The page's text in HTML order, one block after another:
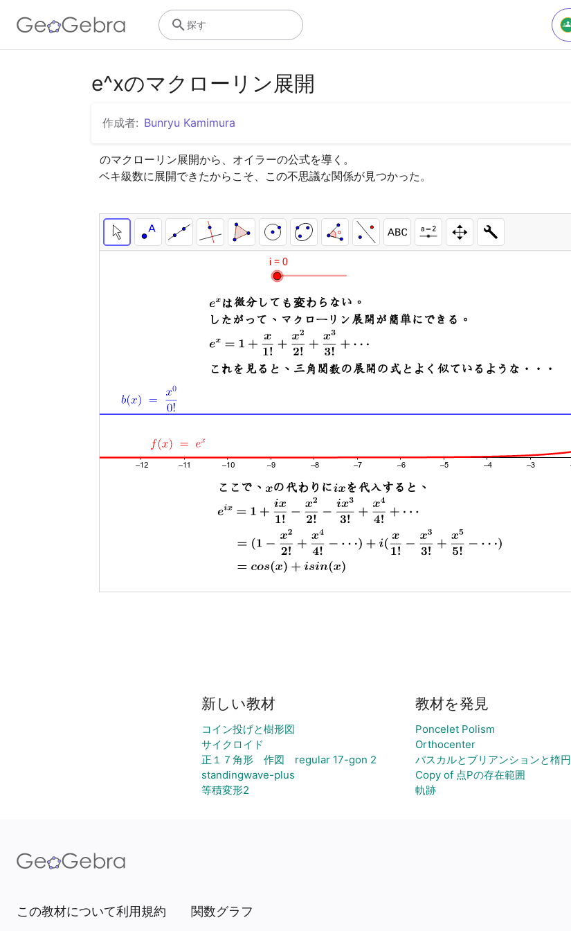
探す
e^xのマクローリン展開
作成者: Bunryu Kamimura
のマクローリン展開から、オイラーの公式を導く。
ベキ級数に展開できたからこそ、この不思議な関係が見つかった。
新しい教材
コイン投げと樹形図
サイクロイド
正１７角形 作図 regular 17-gon 2
standingwave-plus
等積変形2
教材を発見
Poncelet Polism
Orthocenter
パスカルとブリアンションと楕円
Copy of 点Pの存在範囲
軌跡
この教材について利用規約 関数グラフ